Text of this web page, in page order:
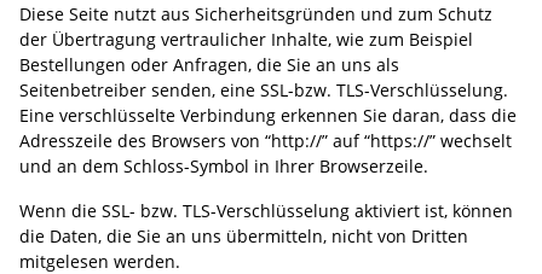
Diese Seite nutzt aus Sicherheitsgründen und zum Schutz
der Übertragung vertraulicher Inhalte, wie zum Beispiel
Bestellungen oder Anfragen, die Sie an uns als
Seitenbetreiber senden, eine SSL-bzw. TLS-Verschlüsselung.
Eine verschlüsselte Verbindung erkennen Sie daran, dass die
Adresszeile des Browsers von “http://” auf “https://” wechselt
und an dem Schloss-Symbol in Ihrer Browserzeile.
Wenn die SSL- bzw. TLS-Verschlüsselung aktiviert ist, können
die Daten, die Sie an uns übermitteln, nicht von Dritten
mitgelesen werden.